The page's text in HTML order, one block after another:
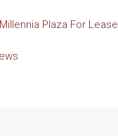
Plaza For Lease